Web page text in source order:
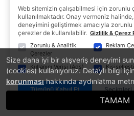
Size daha iyi bir alışveriş deneyimi
(cookies) kullanıyoruz. Detaylı bilgi
korunmasıhakkında aydınlatma
TAMAM
Web sitemizin çalışabilmesi için zorunlu
kullanılmaktadır. Onay vermeniz halinde,
deneyimini geliştirmek amacıyla zorunlu
çerezler de kullanılabilir. Gizlilik & Çerez
Zorunlu & Analitik
Çerezler
Reklam
Kullanıcı Verisi (Ads)
Tümünü Kabul Et Seçimleri